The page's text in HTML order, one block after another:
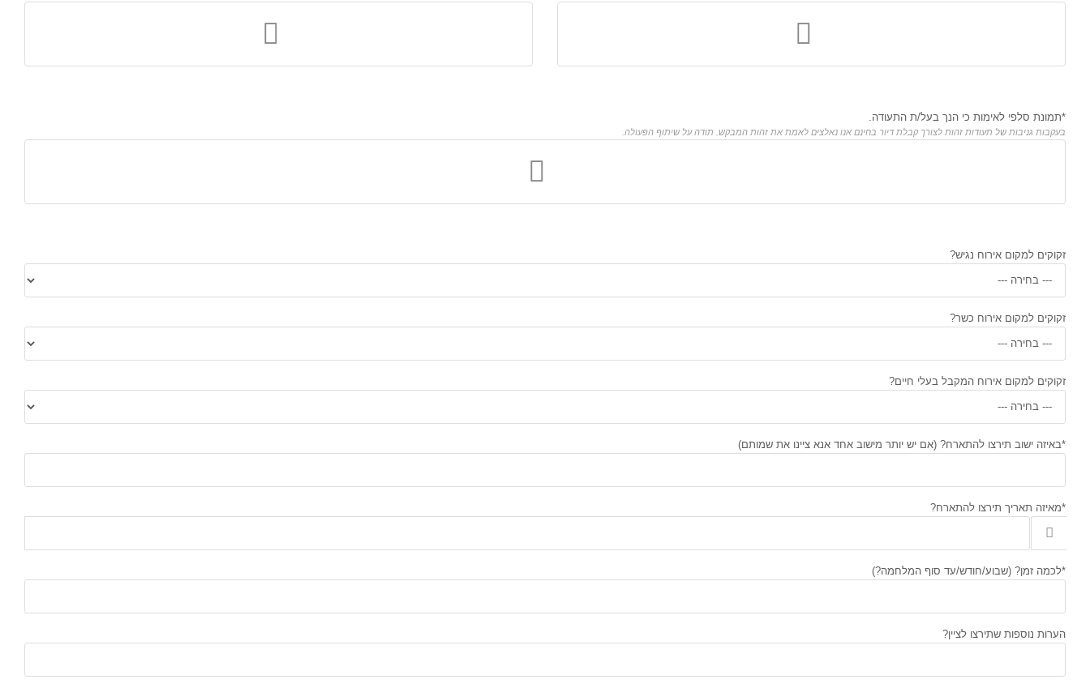
*תמונת סלפי לאימות כי הנך בעל/ת התעודה.
בעקבות גניבות של תעודות זהות לצורך קבלת דיור בחינם אנו נאלצים לאמת את זהות המבקש. תודה על שיתוף הפעולה.
זקוקים למקום אירוח נגיש?
זקוקים למקום אירוח כשר?
זקוקים למקום אירוח המקבל בעלי חיים?
*באיזה ישוב תירצו להתארח? (אם יש יותר מישוב אחד אנא ציינו את שמותם)
*מאיזה תאריך תירצו להתארח?
*לכמה זמן? (שבוע/חודש/עד סוף המלחמה?)
הערות נוספות שתירצו לציין?